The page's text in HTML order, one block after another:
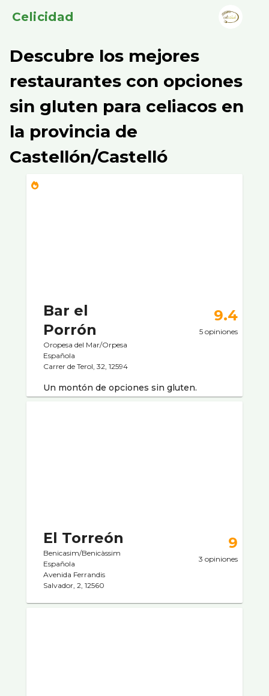
Celicidad
Descubre los mejores
restaurantes con opciones
sin gluten para celiacos en
la provincia de
Castellón/Castelló
Bar el
Porrón
Oropesa del Mar/Orpesa
Española
Carrer de Terol, 32, 12594
9.4
5 opiniones
Un montón de opciones sin gluten.
El Torreón
Benicasim/Benicàssim
Española
Avenida Ferrandis
Salvador, 2, 12560
9
3 opiniones